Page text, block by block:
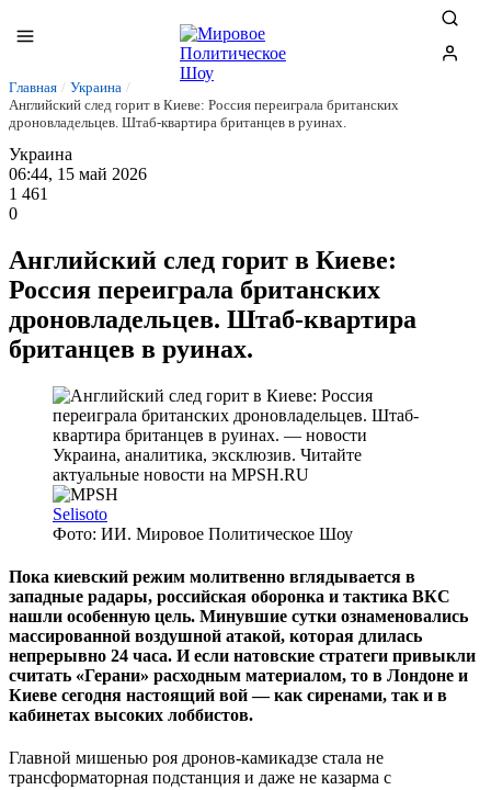
Главная / Украина /
Английский след горит в Киеве: Россия переиграла британских
дроновладельцев. Штаб-квартира британцев в руинах.
Украина
06:44, 15 май 2026
1 461
0
Английский след горит в Киеве:
Россия переиграла британских
дроновладельцев. Штаб-квартира
британцев в руинах.
Selisoto
Фото: ИИ. Мировое Политическое Шоу
Пока киевский режим молитвенно вглядывается в
западные радары, российская оборонка и тактика ВКС
нашли особенную цель. Минувшие сутки ознаменовались
массированной воздушной атакой, которая длилась
непрерывно 24 часа. И если натовские стратеги привыкли
считать «Герани» расходным материалом, то в Лондоне и
Киеве сегодня настоящий вой — как сиренами, так и в
кабинетах высоких лоббистов.
Главной мишенью роя дронов-камикадзе стала не
трансформаторная подстанция и даже не казарма с